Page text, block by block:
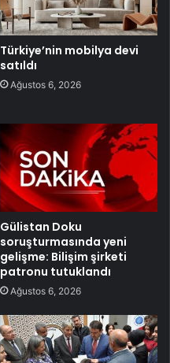
Türkiye’nin mobilya devi
satıldı
Ağustos 6, 2026
Gülistan Doku
soruşturmasında yeni
gelişme: Bilişim şirketi
patronu tutuklandı
Ağustos 6, 2026